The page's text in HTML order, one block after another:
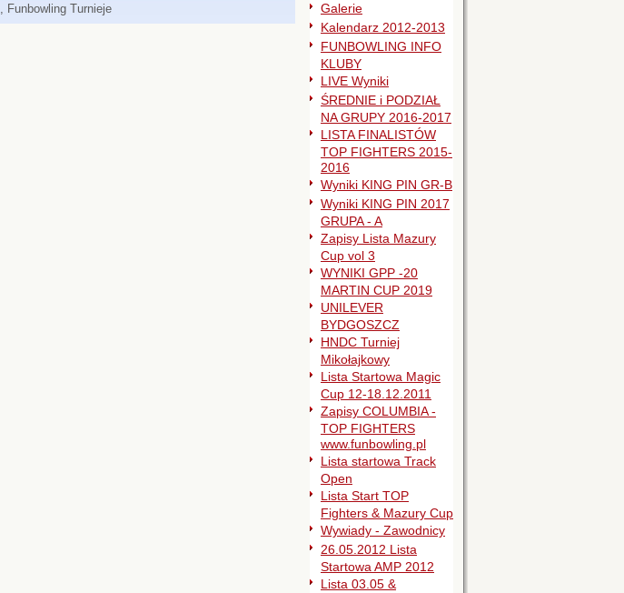
, Funbowling Turnieje
Galerie
Kalendarz 2012-2013
FUNBOWLING INFO
KLUBY
LIVE Wyniki
ŚREDNIE i PODZIAŁ
NA GRUPY 2016-2017
LISTA FINALISTÓW
TOP FIGHTERS 2015-
2016
Wyniki KING PIN GR-B
Wyniki KING PIN 2017
GRUPA - A
Zapisy Lista Mazury
Cup vol 3
WYNIKI GPP -20
MARTIN CUP 2019
UNILEVER
BYDGOSZCZ
HNDC Turniej
Mikołajkowy
Lista Startowa Magic
Cup 12-18.12.2011
Zapisy COLUMBIA -
TOP FIGHTERS
www.funbowling.pl
Lista startowa Track
Open
Lista Start TOP
Fighters & Mazury Cup
Wywiady - Zawodnicy
26.05.2012 Lista
Startowa AMP 2012
Lista 03.05 &